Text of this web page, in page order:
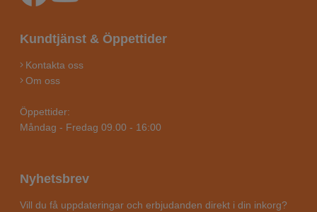
Kundtjänst & Öppettider
Kontakta oss
Om oss
Öppettider:
Måndag - Fredag 09.00 - 16:00
Nyhetsbrev
Vill du få uppdateringar och erbjudanden direkt i din inkorg?